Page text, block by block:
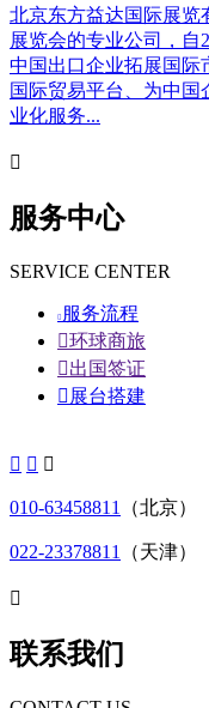
北京东方益达国际展览
展览会的专业公司，自
中国出口企业拓展国际
国际贸易平台、为中
业化服务...

服务中心
SERVICE CENTER
 服务流程
环球商旅
出国签证
 展台搭建
  
010-63458811 （北京）
022-23378811 （天津）

联系我们